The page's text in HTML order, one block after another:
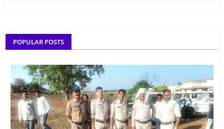
POPULAR POSTS